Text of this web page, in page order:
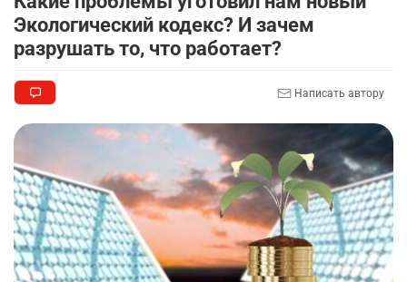
амнистии
2356 3 18
9
2349 7 72
🎬 Умер известный казахстанский
кинорежиссёр Ардак Амиркулов
2324 0 50
Экологический кодекс? И зачем
разрушать то, что работает?
Написать автору